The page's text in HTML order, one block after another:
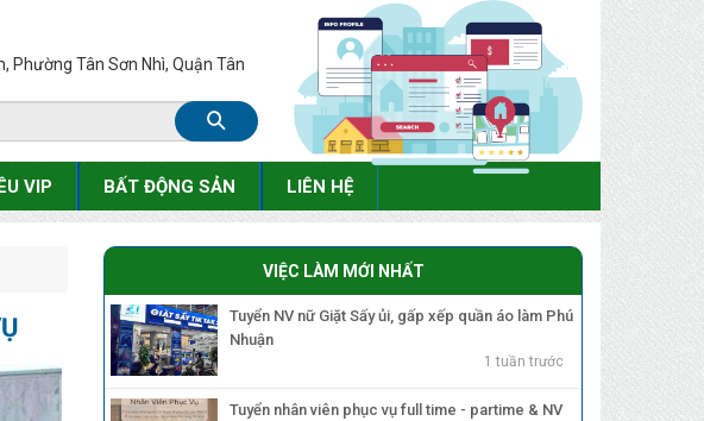
Phường Tân Sơn Nhì, Quận Tân
VIP BẤT ĐỘNG SẢN LIÊN HỆ
VIỆC LÀM MỚI NHẤT
Tuyển NV nữ Giặt Sấy ủi, gấp xếp quần áo làm Phú
Nhuận
1 tuần trước
Tuyển nhân viên phục vụ full time - partime & NV